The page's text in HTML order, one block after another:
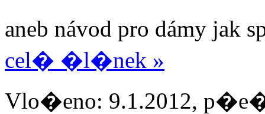
aneb návod pro dámy jak
cel� �l�nek »
Vlo�eno: 9.1.2012,